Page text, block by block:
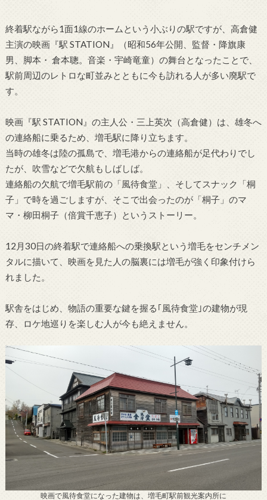
終着駅ながら1面1線のホームという小ぶりの駅ですが、高倉健
主演の映画『駅 STATION』（昭和56年公開、監督・降旗康
男、脚本・ 倉本聰。音楽・宇崎竜童）の舞台となったことで、
駅前周辺のレトロな町並みとともに今も訪れる人が多い廃駅で
す。
映画『駅 STATION』の主人公・三上英次（高倉健）は、雄冬へ
の連絡船に乗るため、増毛駅に降り立ちます。
当時の雄冬は陸の孤島で、増毛港からの連絡船が足代わりでし
たが、吹雪などで欠航もしばしば。
連絡船の欠航で増毛駅前の「風待食堂」、そしてスナック「桐
子」で時を過ごしますが、そこで出会ったのが「桐子」のマ
マ・柳田桐子（倍賞千恵子）というストーリー。
12月30日の終着駅で連絡船への乗換駅という増毛をセンチメン
タルに描いて、映画を見た人の脳裏には増毛が強く印象付けら
れました。
駅舎をはじめ、物語の重要な鍵を握る｢風待食堂｣の建物が現
存、ロケ地巡りを楽しむ人が今も絶えません。
映画で風待食堂になった建物は、増毛町駅前観光案内所に